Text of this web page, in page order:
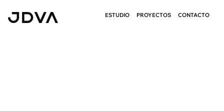
ESTUDIO PROYECTOS CONTACTO